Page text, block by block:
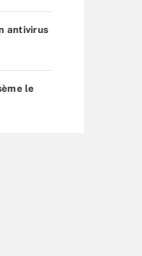
antivirus
le